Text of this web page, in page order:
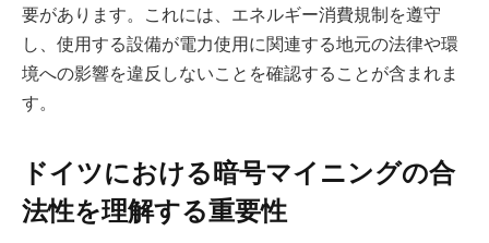
要があります。これには、エネルギー消費規制を遵守
し、使用する設備が電力使用に関連する地元の法律や環
境への影響を違反しないことを確認することが含まれま
す。
ドイツにおける暗号マイニングの合
法性を理解する重要性